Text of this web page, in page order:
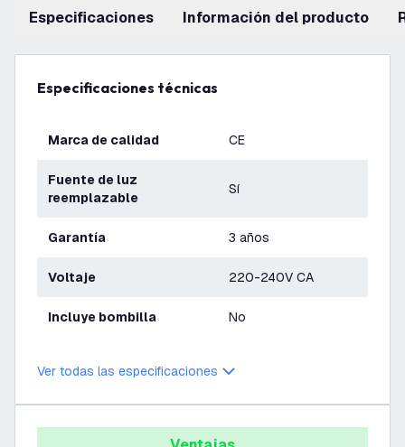
Especificaciones información del producto
Especificaciones técnicas
Marca de calidad CE
Fuente de luz
reemplazable
Sí
Garantía 3 años
Voltaje 220-240V CA
Incluye bombilla No
Ver todas las especificaciones